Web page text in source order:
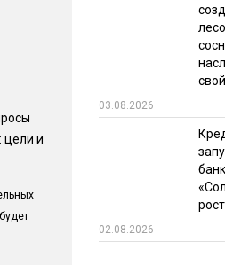
цели и
03.08.2026
02.08.2026